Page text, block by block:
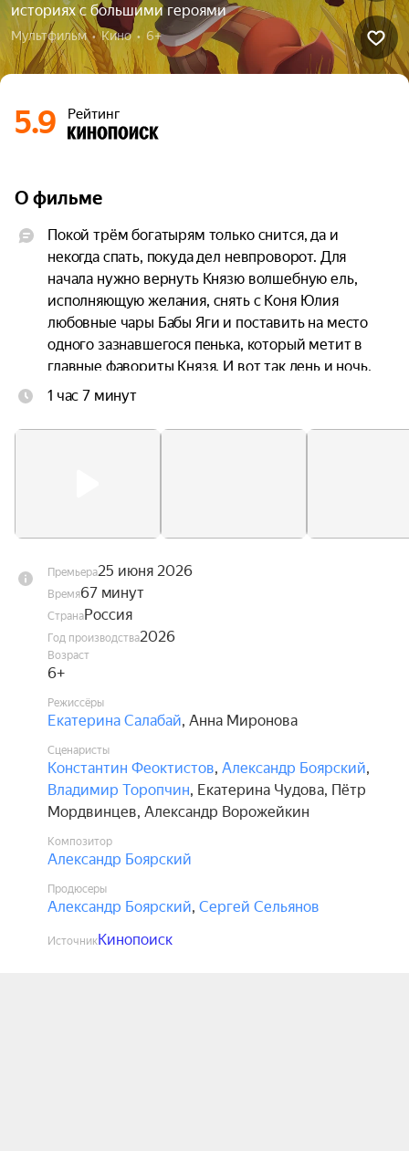
историях с большими героями
Мультфильм  •  Кино  •  6+
5.9 Рейтинг
О фильме
Покой трём богатырям только снится, да и
некогда спать, покуда дел невпроворот. Для
начала нужно вернуть Князю волшебную ель,
исполняющую желания, снять с Коня Юлия
любовные чары Бабы Яги и поставить на место
одного зазнавшегося пенька, который метит в
главные фавориты Князя. И вот так день и ночь,
без отдыха и сна несут они на своих плечах
самом прямом смысле. Главное, чтобы не
1 час 7 минут
Премьера25 июня 2026
Время67 минут
СтранаРоссия
Год производства2026
Возраст
6+
Режиссёры
Екатерина Салабай, Анна Миронова
Сценаристы
Константин Феоктистов, Александр Боярский,
Владимир Торопчин, Екатерина Чудова, Пётр
Мордвинцев, Александр Ворожейкин
Композитор
Александр Боярский
Продюсеры
Александр Боярский, Сергей Сельянов
ИсточникКинопоиск